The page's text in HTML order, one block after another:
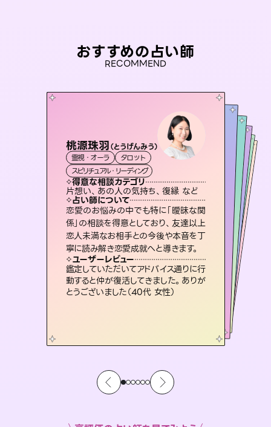
おすすめの占い師
RECOMMEND
桃源珠羽（とうげんみう）
霊視・オーラ
タロット
スピリチュアル・リーディング
得意な相談カテゴリ
片想い、あの人の気持ち、復縁 など
占い師について
恋愛のお悩みの中でも特に「曖昧な関
係」の相談を得意としており、友達以上
恋人未満なお相手との今後や本音を丁
寧に読み解き恋愛成就へと導きます。
ユーザーレビュー
鑑定していただいてアドバイス通りに行
動すると仲が復活してきました。ありが
とうございました（40代 女性）
未来視師＊花
霊視・オーラ 心理学
スピリチュアル・リーディング
得意な相談カテゴリ
出逢い、片想い、復縁 など
占い師について
未来には何パターンもの選択肢があり
ます。不安で視えにくくなっているあな
たの素敵な未来を見つけ、その未来を
選択できるようアドバイスします。
ユーザーレビュー
職場の人の性質や人間関係、本心など
本当によく視えていてびっくり。対策が
打てて前向きになれます（40代）
彗望（すいぼう
霊視・オーラ
スピリチュアル・リーディング
得意な相談カテゴリ
片想い、あの人の気持ち、復縁 など
占い師について
3,700年以上の歴史を持つ東洋最古の
占術「易占」で詳細まで占い、幸せへ向
かう道筋を示します。厳しい結果にも具
体的な対策をお伝えします。
ユーザーレビュー
複雑な背景もしっかり聞いて鑑定して
いただけました。気持ちが楽になりまし
た（50代 女性）
アイリス -iris-
西洋占星術
ルーン
得意な相談カテゴリ
恋愛総合、片想い、二人の未来 など
占い師について
復縁、恋愛、不倫の行方、同性愛や片思い、仕事関係や借金問題まで知りたいことや心の負担になっていることを紐解き、背中をそっと押して導きます。
ユーザーレビュー
安心感のあり、言い切ってくれる所や濁
さない鑑定のおかげで、毎回自分の気
持ちを整えられます（30代 男性）
セラピスト理恵
霊視・オーラ
スピリチュアル・リーディング
得意な相談カテゴリ
片想い、二人の未来、年の差 など
占い師について
連絡再開、復縁、成就などの報告実績
多数。セラピストとして2万超の施術経
験があるからこそできる鑑定で、より良
い未来をサポートします。
ユーザーレビュー
とても心温まる鑑定でした。しかもこち
らは何も言っていないのに視えていらっ
しゃるんだなと驚きです（30代女性）
おう 霊感オラクル
霊視・オーラ
オラクルカード
得意な相談カテゴリ
恋愛総合、あの人の気持ち など
占い師について
霊視×オラクルカードを使って「今」と
「未来」そして「気になるあの人の気持
ち」まで丁寧に読み解き、恋や人生のヒ
ントを優しく引き出します。
ユーザーレビュー
不安な気持ちが嘘みたいに晴れまし
た…！よく視えていらっしゃるんだなと
感じました（40代 女性）